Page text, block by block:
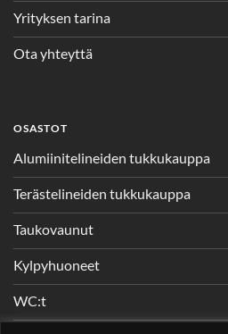
Yrityksen tarina
Ota yhteyttä
OSASTOT
Alumiinitelineiden tukkukauppa
Terästelineiden tukkukauppa
Taukovaunut
Kylpyhuoneet
WC:t